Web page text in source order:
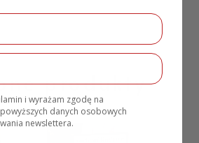
produkty
i wyrażam zgodę na
danych osobowych
newslettera.